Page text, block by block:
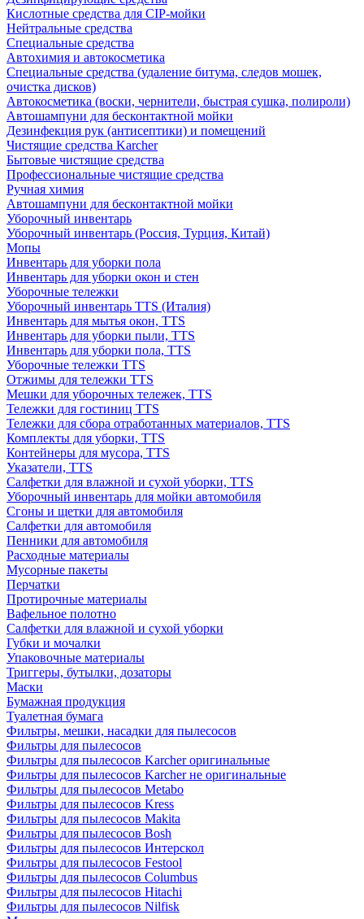
Кислотные средства для CIP-мойки
Нейтральные средства
Специальные средства
Автохимия и автокосметика
Специальные средства (удаление битума, следов мошек,
очистка дисков)
Автокосметика (воски, чернители, быстрая сушка, полироли)
Автошампуни для бесконтактной мойки
Дезинфекция рук (антисептики) и помещений
Чистящие средства Karcher
Бытовые чистящие средства
Профессиональные чистящие средства
Ручная химия
Автошампуни для бесконтактной мойки
Уборочный инвентарь
Уборочный инвентарь (Россия, Турция, Китай)
Мопы
Инвентарь для уборки пола
Инвентарь для уборки окон и стен
Уборочные тележки
Уборочный инвентарь TTS (Италия)
Инвентарь для мытья окон, TTS
Инвентарь для уборки пыли, TTS
Инвентарь для уборки пола, TTS
Уборочные тележки TTS
Отжимы для тележки TTS
Мешки для уборочных тележек, TTS
Тележки для гостиниц TTS
Тележки для сбора отработанных материалов, TTS
Комплекты для уборки, TTS
Контейнеры для мусора, TTS
Указатели, TTS
Салфетки для влажной и сухой уборки, TTS
Уборочный инвентарь для мойки автомобиля
Сгоны и щетки для автомобиля
Салфетки для автомобиля
Пенники для автомобиля
Расходные материалы
Мусорные пакеты
Перчатки
Протирочные материалы
Вафельное полотно
Салфетки для влажной и сухой уборки
Губки и мочалки
Упаковочные материалы
Триггеры, бутылки, дозаторы
Маски
Бумажная продукция
Туалетная бумага
Фильтры, мешки, насадки для пылесосов
Фильтры для пылесосов
Фильтры для пылесосов Karcher оригинальные
Фильтры для пылесосов Karcher не оригинальные
Фильтры для пылесосов Metabo
Фильтры для пылесосов Kress
Фильтры для пылесосов Makita
Фильтры для пылесосов Bosh
Фильтры для пылесосов Интерскол
Фильтры для пылесосов Festool
Фильтры для пылесосов Columbus
Фильтры для пылесосов Hitachi
Фильтры для пылесосов Nilfisk